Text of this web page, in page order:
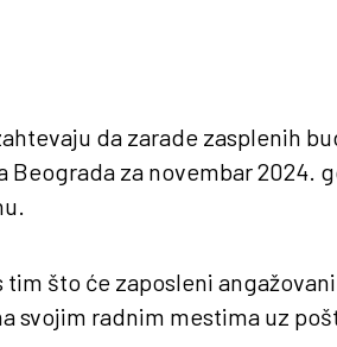
da zarade zasplenih
za novembar 2024.
što će zaposleni
svojim radnim mestima uz